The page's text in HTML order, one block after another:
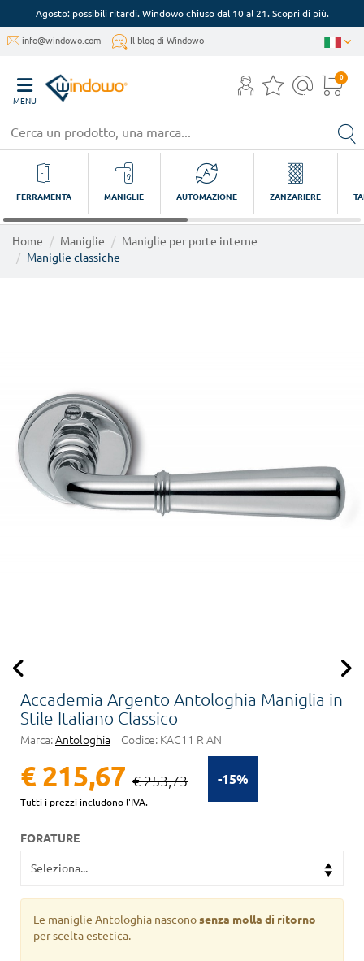
Agosto: possibili ritardi. Windowo chiuso dal 10 al 21. Scopri di più.
info@windowo.com Il blog di Windowo
MENU
0
FERRAMENTA MANIGLIE AUTOMAZIONE ZANZARIERE
Home Maniglie
Maniglie per porte interne
Maniglie classiche
Accademia Argento Antologhia Maniglia in
Stile Italiano Classico
Marca:Antologhia Codice: KAC11 R AN
-15%
€ 215,67 € 253,73
Tutti i prezzi includono l'IVA.
FORATURE
Le maniglie Antologhia nasconosenza molla di ritorno
per scelta estetica.